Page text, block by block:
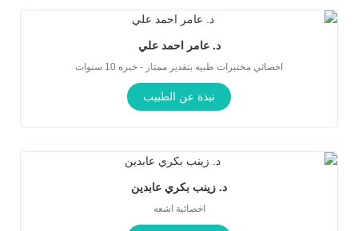
د. عامر احمد علي
اخصائي مختبرات طبيه بتقدير ممتاز - خبره 10 سنوات
نبذة عن الطبيب
د. زينب بكري عابدين
اخصائية اشعه